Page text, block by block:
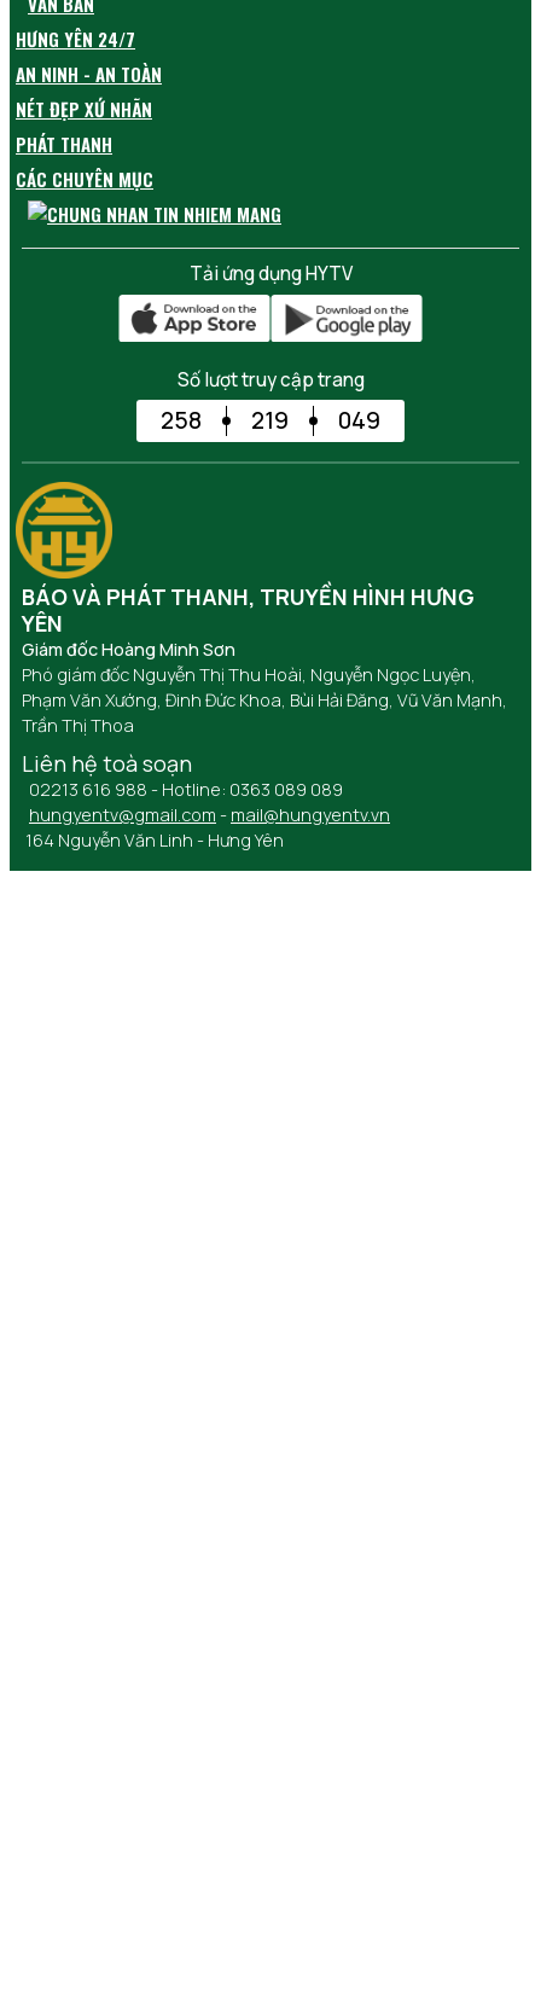
HƯNG YÊN 24/7
AN NINH - AN TOÀN
NÉT ĐẸP XỨ NHÃN
PHÁT THANH
CÁC CHUYÊN MỤC
Tải ứng dụng HYTV
Số lượt truy cập trang
258 219 049
BÁO VÀ PHÁT THANH, TRUYỀN HÌNH HƯNG
YÊN
Giám đốc Hoàng Minh Sơn
Phó giám đốc Nguyễn Thị Thu Hoài, Nguyễn Ngọc Luyện,
Phạm Văn Xướng, Đinh Đức Khoa, Bùi Hải Đăng, Vũ Văn Mạnh,
Trần Thị Thoa
Liên hệ toà soạn
02213 616 988 - Hotline: 0363 089 089
hungyentv@gmail.com - mail@hungyentv.vn
164 Nguyễn Văn Linh - Hưng Yên